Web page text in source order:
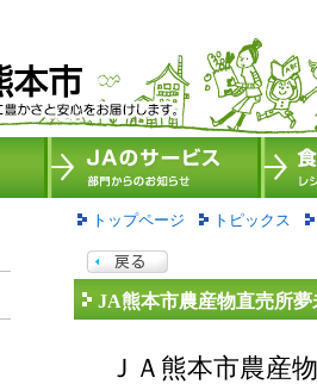
トップページ トピックス
JA熊本市農産物直売所
ＪＡ熊本市農産